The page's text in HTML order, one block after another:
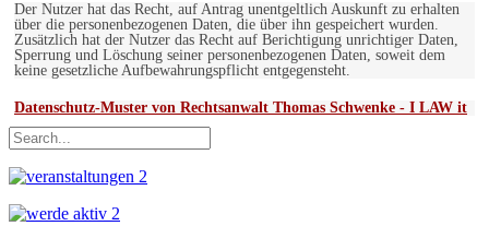
Der Nutzer hat das Recht, auf Antrag unentgeltlich Auskunft zu erhalten
über die personenbezogenen Daten, die über ihn gespeichert wurden.
Zusätzlich hat der Nutzer das Recht auf Berichtigung unrichtiger Daten,
Sperrung und Löschung seiner personenbezogenen Daten, soweit dem
keine gesetzliche Aufbewahrungspflicht entgegensteht.
Datenschutz-Muster von Rechtsanwalt Thomas Schwenke - I LAW it